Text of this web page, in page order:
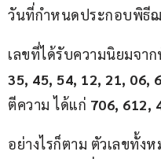
วันที่กำหนดประกอบพิธี
เลขที่ได้รับความนิยมจาก
35, 45, 54, 12, 21, 06,
ตีความ ได้แก่ 706, 612,
อย่างไรก็ตาม ตัวเลขทั้ง